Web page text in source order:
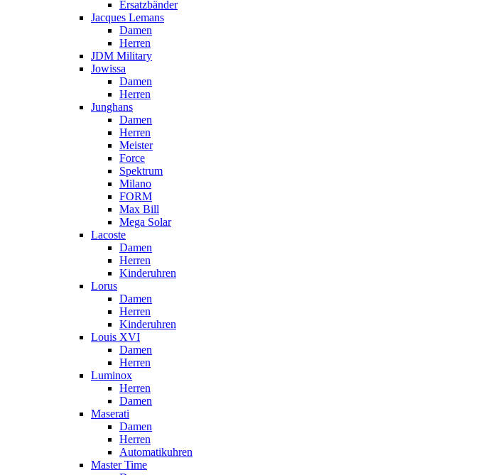
Ersatzbänder
Jacques Lemans
Damen
Herren
JDM Military
Jowissa
Damen
Herren
Junghans
Damen
Herren
Meister
Force
Spektrum
Milano
FORM
Max Bill
Mega Solar
Lacoste
Damen
Herren
Kinderuhren
Lorus
Damen
Herren
Kinderuhren
Louis XVI
Damen
Herren
Luminox
Herren
Damen
Maserati
Damen
Herren
Automatikuhren
Master Time